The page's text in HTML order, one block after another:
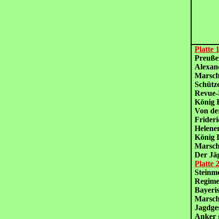
Platte
König
Von
König
Der
Platte
Anker